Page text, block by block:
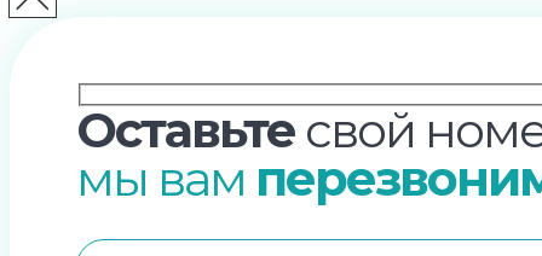
Оставьте свой
мы вам